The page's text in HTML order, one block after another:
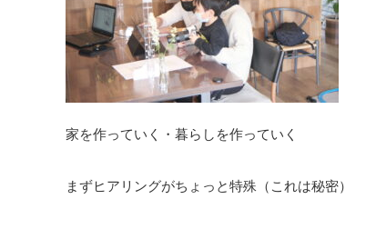
家を作っていく・暮らしを作っていく
まずヒアリングがちょっと特殊（これは秘密）